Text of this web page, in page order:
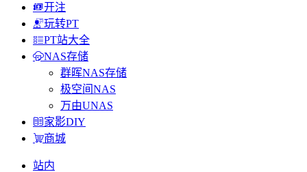
开注
玩转PT
PT站大全
NAS存储
群晖NAS存储
极空间NAS
万由UNAS
家影DIY
商城
站内